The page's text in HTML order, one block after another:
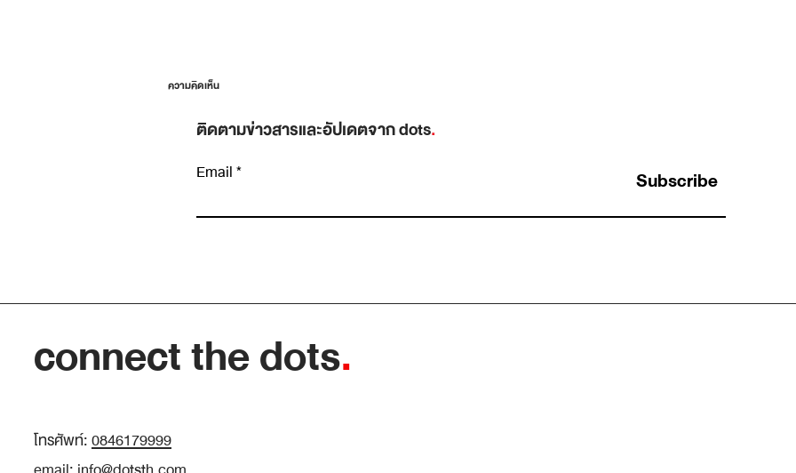
ความคิดเห็น
เขียนความคิดเห็น…
ติดตามข่าวสารและอัปเดตจาก dots.
Email Subscribe
connect the dots.
โทรศัพท์:0846179999